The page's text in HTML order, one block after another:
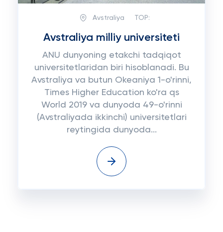
Avstraliya TOP:
Avstraliya milliy universiteti
ANU dunyoning etakchi tadqiqot
universitetlaridan biri hisoblanadi. Bu
Avstraliya va butun Okeaniya 1-o'rinni,
Times Higher Education ko'ra qs
World 2019 va dunyoda 49-o'rinni
(Avstraliyada ikkinchi) universitetlari
reytingida dunyoda...